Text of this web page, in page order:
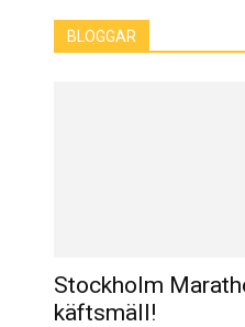
BLOGGAR
Stockholm
käftsmäll!